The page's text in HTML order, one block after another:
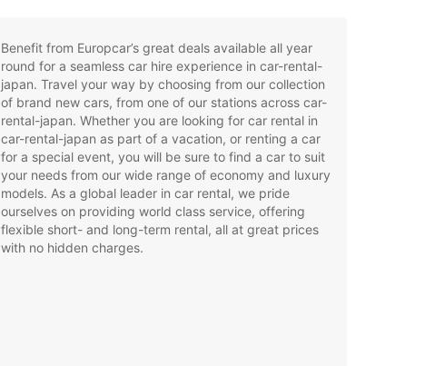
Benefit from Europcar’s great deals available all year
round for a seamless car hire experience in car-rental-
japan. Travel your way by choosing from our collection
of brand new cars, from one of our stations across car-
rental-japan. Whether you are looking for car rental in
car-rental-japan as part of a vacation, or renting a car
for a special event, you will be sure to find a car to suit
your needs from our wide range of economy and luxury
models. As a global leader in car rental, we pride
ourselves on providing world class service, offering
flexible short- and long-term rental, all at great prices
with no hidden charges.